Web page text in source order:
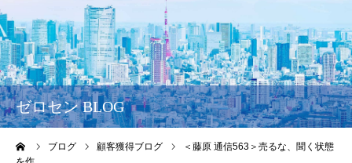
ゼロセン BLOG
ブログ 顧客獲得ブログ
＜藤原 通信563＞売るな、聞く状態
サービス一覧・料金
会社概要